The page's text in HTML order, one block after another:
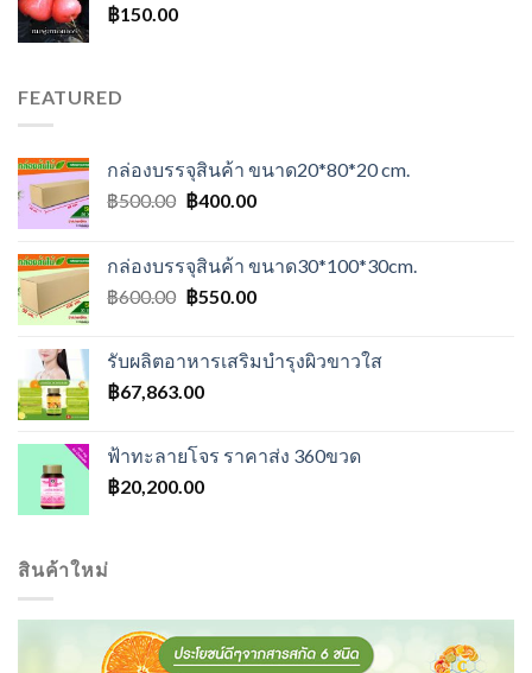
฿150.00
FEATURED
กล่องบรรจุสินค้า ขนาด20*80*20 cm.
฿500.00 Original
฿500.00.
฿400.00Current
฿400.00.
กล่องบรรจุสินค้า ขนาด30*100*30cm.
฿600.00 Original
฿600.00.
฿550.00Current
฿550.00.
รับผลิตอาหารเสริมบำรุงผิวขาวใส
฿67,863.00
ฟ้าทะลายโจร ราคาส่ง 360ขวด
฿20,200.00
สินค้าใหม่